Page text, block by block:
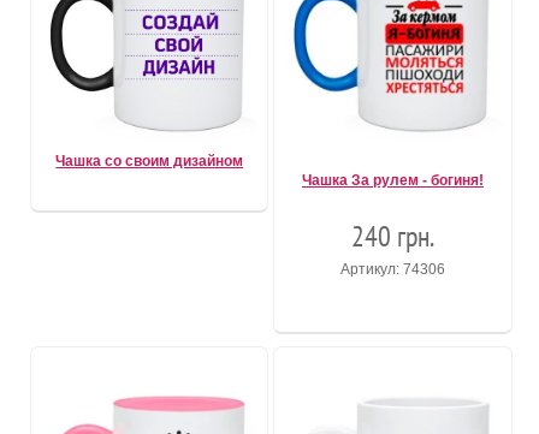
Чашка со своим дизайном
Чашка За рулем - богиня!
240 грн.
Артикул: 74306